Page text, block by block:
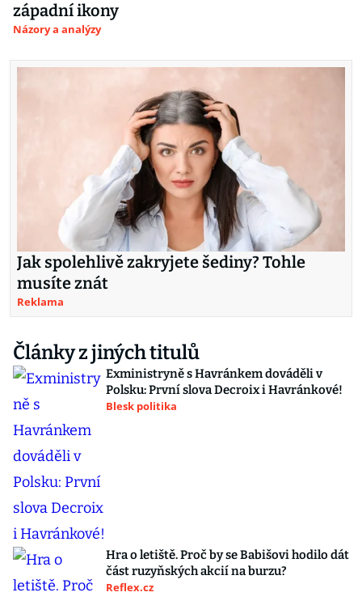
západní ikony
Názory a analýzy
Jak spolehlivě zakryjete šediny? Tohle
musíte znát
Reklama
Články z jiných titulů
Exministryně s Havránkem dováděli v
Polsku: První slova Decroix i Havránkové!
Blesk politika
Hra o letiště. Proč by se Babišovi hodilo dát
část ruzyňských akcií na burzu?
Reflex.cz